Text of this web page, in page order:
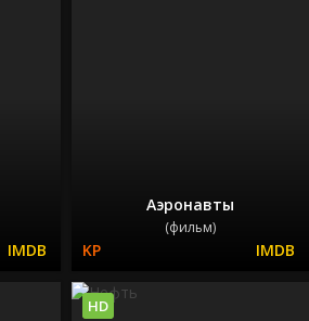
Аэронавты
(фильм)
HD